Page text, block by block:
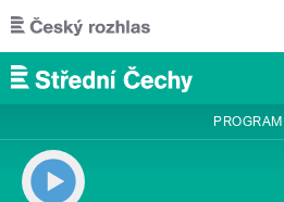
Přejít k hlavnímu obsahu
PROGRAM